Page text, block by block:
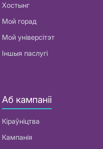
Хостынг
Мой горад
Мой універсітэт
Іншыя паслугі
Аб кампаніі
Кіраўніцтва
Кампанія